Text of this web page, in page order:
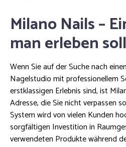
Milano Nails –
man erleben
Wenn Sie auf der Suche nach
Nagelstudio mit professionellem
erstklassigen Erlebnis sind, ist
Adresse, die Sie nicht verpassen
System wird von vielen Kunden
sorgfältigen Investition in
verwendeten Produkte während